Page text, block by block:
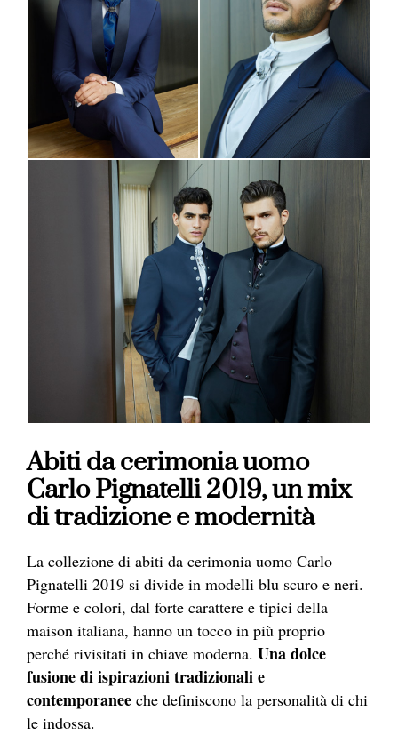
Abiti da cerimonia uomo
Carlo Pignatelli 2019, un mix
di tradizione e modernità
La collezione di abiti da cerimonia uomo Carlo
Pignatelli 2019 si divide in modelli blu scuro e neri.
Forme e colori, dal forte carattere e tipici della
maison italiana, hanno un tocco in più proprio
perché rivisitati in chiave moderna. Una dolce
fusione di ispirazioni tradizionali e
contemporanee che definiscono la personalità di chi
le indossa.